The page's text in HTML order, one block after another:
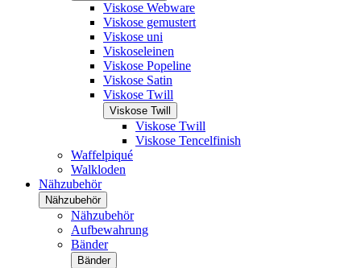
Viskose Webware
Viskose gemustert
Viskose uni
Viskoseleinen
Viskose Popeline
Viskose Satin
Viskose Twill
Viskose Twill
Viskose Twill
Viskose Tencelfinish
Waffelpiqué
Walkloden
Nähzubehör
Nähzubehör
Nähzubehör
Aufbewahrung
Bänder
Bänder